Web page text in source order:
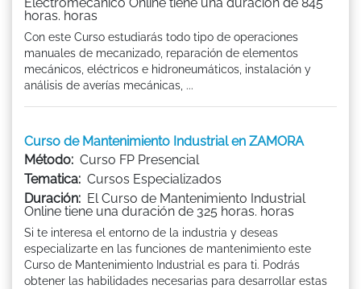
horas. horas
Con este Curso estudiarás todo tipo de operaciones
manuales de mecanizado, reparación de elementos
mecánicos, eléctricos e hidroneumáticos, instalación y
análisis de averías mecánicas, ...
Curso de Mantenimiento Industrial en ZAMORA
Método: Curso FP Presencial
Tematica: Cursos Especializados
Duración: El Curso de Mantenimiento Industrial
Online tiene una duración de 325 horas. horas
Si te interesa el entorno de la industria y deseas
especializarte en las funciones de mantenimiento este
Curso de Mantenimiento Industrial es para ti. Podrás
obtener las habilidades necesarias para desarrollar estas